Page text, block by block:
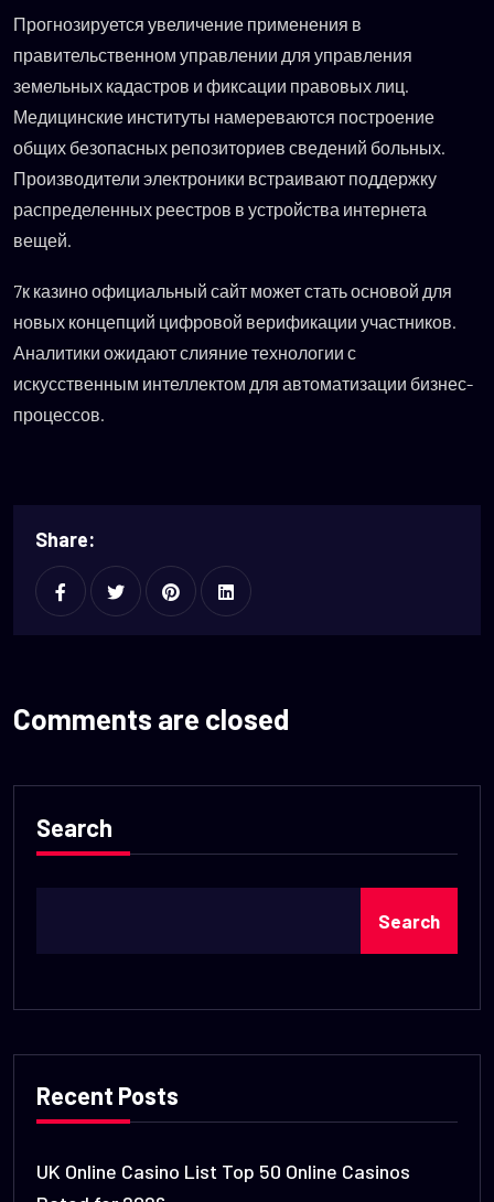
Прогнозируется увеличение применения в
правительственном управлении для управления
земельных кадастров и фиксации правовых лиц.
Медицинские институты намереваются построение
общих безопасных репозиториев сведений больных.
Производители электроники встраивают поддержку
распределенных реестров в устройства интернета
вещей.
7к казино официальный сайт может стать основой для
новых концепций цифровой верификации участников.
Аналитики ожидают слияние технологии с
искусственным интеллектом для автоматизации бизнес-
процессов.
Share:
Comments are closed
Search
Search
Recent Posts
UK Online Casino List Top 50 Online Casinos